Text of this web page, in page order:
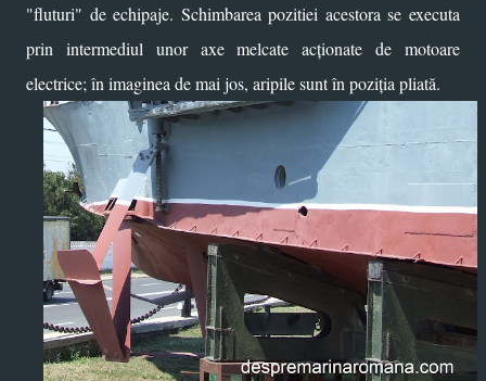
"fluturi" de echipaje. Schimbarea pozitiei acestora se executa
prin intermediul unor axe melcate acționate de motoare
electrice; în imaginea de mai jos, aripile sunt în poziția pliată.